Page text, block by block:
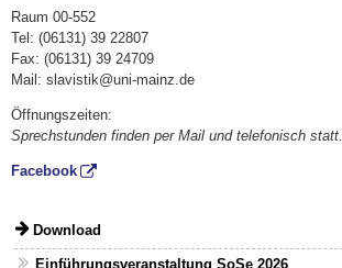
Raum 00-552
Tel: (06131) 39 22807
Fax: (06131) 39 24709
Mail: slavistik@uni-mainz.de
Öffnungszeiten:
Sprechstunden finden per Mail und telefonisch statt.
Facebook
Download
Einführungsveranstaltung SoSe 2026